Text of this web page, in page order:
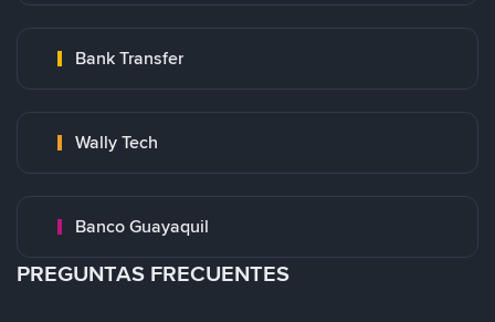
Bank Transfer
Wally Tech
Banco Guayaquil
PREGUNTAS FRECUENTES